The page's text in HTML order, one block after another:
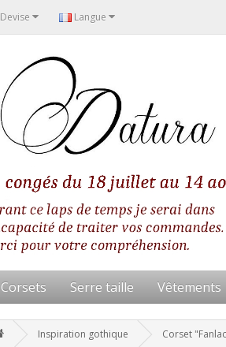
Devise Langue
Corsets Serre taille Vêtements
Inspiration gothique Corset